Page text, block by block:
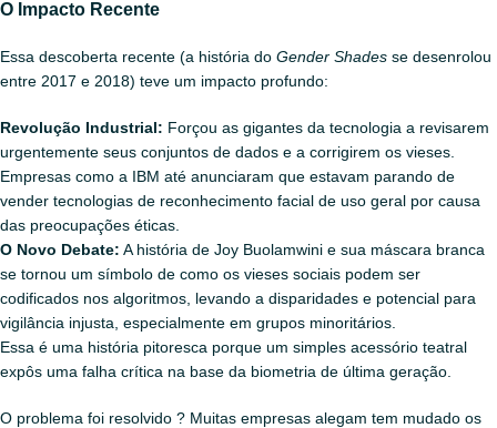
O Impacto Recente
Essa descoberta recente (a história do Gender Shades se desenrolou
entre 2017 e 2018) teve um impacto profundo:
Revolução Industrial: Forçou as gigantes da tecnologia a revisarem
urgentemente seus conjuntos de dados e a corrigirem os vieses.
Empresas como a IBM até anunciaram que estavam parando de
vender tecnologias de reconhecimento facial de uso geral por causa
das preocupações éticas.
O Novo Debate: A história de Joy Buolamwini e sua máscara branca
se tornou um símbolo de como os vieses sociais podem ser
codificados nos algoritmos, levando a disparidades e potencial para
vigilância injusta, especialmente em grupos minoritários.
Essa é uma história pitoresca porque um simples acessório teatral
expôs uma falha crítica na base da biometria de última geração.
O problema foi resolvido ? Muitas empresas alegam tem mudado os